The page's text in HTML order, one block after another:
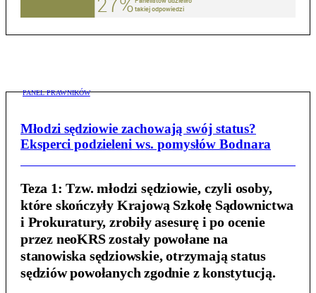
PANEL PRAWNIKÓW
Młodzi sędziowie zachowają swój status?
Eksperci podzieleni ws. pomysłów Bodnara
Teza 1: Tzw. młodzi sędziowie, czyli osoby,
które skończyły Krajową Szkołę Sądownictwa
i Prokuratury, zrobiły asesurę i po ocenie
przez neoKRS zostały powołane na
stanowiska sędziowskie, otrzymają status
sędziów powołanych zgodnie z konstytucją.